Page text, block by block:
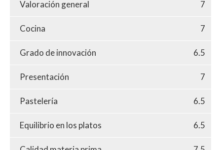
Valoración general 7
Cocina 7
Grado de innovación 6.5
Presentación 7
Pastelería 6.5
Equilibrio en los platos 6.5